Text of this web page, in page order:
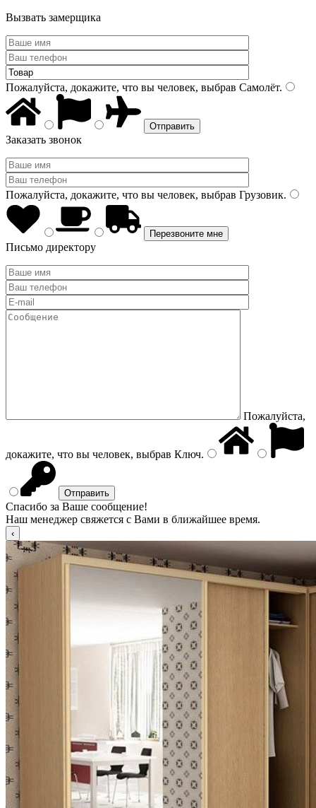
Вызвать замерщика
Пожалуйста, докажите, что вы человек, выбрав Самолёт.
Заказать звонок
Пожалуйста, докажите, что вы человек, выбрав Грузовик.
Письмо директору
Пожалуйста,
докажите, что вы человек, выбрав Ключ.
Спасибо за Ваше сообщение!
Наш менеджер свяжется с Вами в ближайшее время.